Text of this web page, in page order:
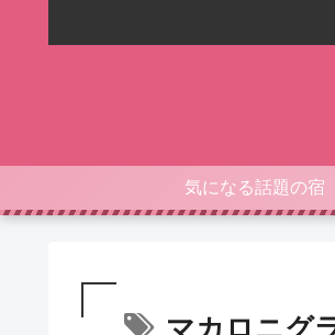
気になる話題の宿
マカロニグ